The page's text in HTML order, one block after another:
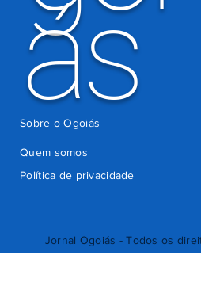
Jornal Ogoiás - Todos os
ás
Quem somos
Política de privacidade
Sobre o Ogoiás